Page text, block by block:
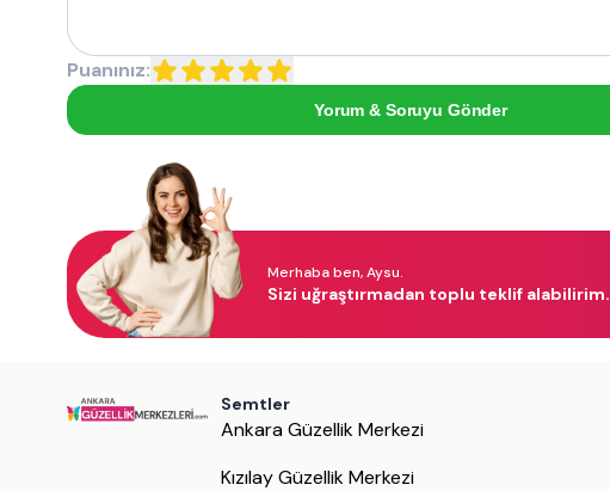
Puanınız:
Yorum & Soruyu Gönder
Merhaba ben, Aysu.
Sizi uğraştırmadan toplu teklif alabilirim.
Semtler
Ankara Güzellik Merkezi
Kızılay Güzellik Merkezi